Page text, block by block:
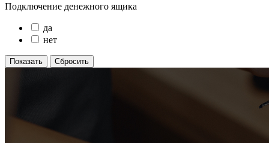
Подключение денежного ящика
да
нет